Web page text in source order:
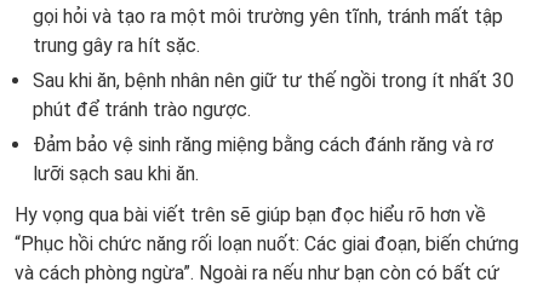
gọi hỏi và tạo ra một môi trường yên tĩnh, tránh mất tập
trung gây ra hít sặc.
Sau khi ăn, bệnh nhân nên giữ tư thế ngồi trong ít nhất 30
phút để tránh trào ngược.
Đảm bảo vệ sinh răng miệng bằng cách đánh răng và rơ
lưỡi sạch sau khi ăn.
Hy vọng qua bài viết trên sẽ giúp bạn đọc hiểu rõ hơn về
“Phục hồi chức năng rối loạn nuốt: Các giai đoạn, biến chứng
và cách phòng ngừa”. Ngoài ra nếu như bạn còn có bất cứ